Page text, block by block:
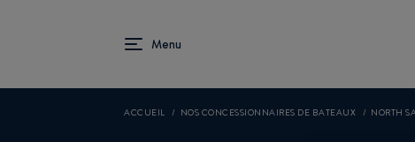
ACCUEIL NOS CONCESSIONNAIRES DE BATEAUX NORTH